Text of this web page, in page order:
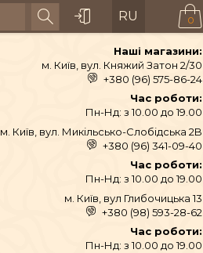
RU 0
Наші магазини:
м. Київ, вул. Княжий Затон 2/30
+380 (96) 575-86-24
Час роботи:
Пн-Нд: з 10.00 до 19.00
м. Київ, вул. Микільсько-Слобідська 2B
+380 (96) 341-09-40
Час роботи:
Пн-Нд: з 10.00 до 19.00
м. Київ, вул Глибочицька 13
+380 (98) 593-28-62
Час роботи:
Пн-Нд: з 10.00 до 19.00